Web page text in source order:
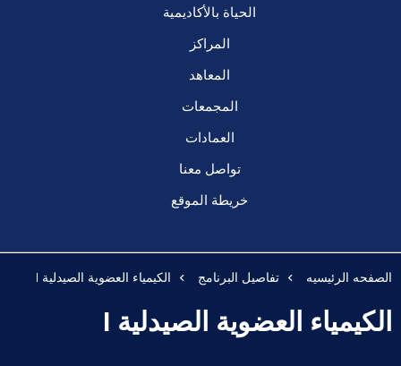
الحياة بالأكاديمية
المراكز
المعاهد
المجمعات
العمادات
تواصل معنا
خريطة الموقع
الصفحه الرئيسيه تفاصيل البرنامج الكيمياء العضوية الصيدلية I
الكيمياء العضوية الصيدلية I